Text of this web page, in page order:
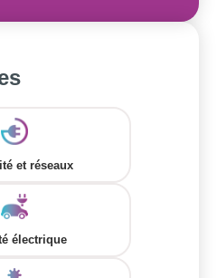
et réseaux
électrique